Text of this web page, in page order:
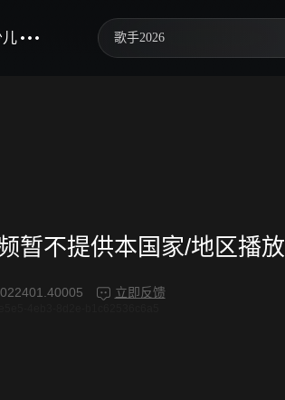
儿 歌手2026
忙忙碌碌寻宝藏2
暂不提供本国家/地区播放
立即反馈